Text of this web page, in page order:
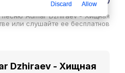
Admar Dzhiraev - Хищная
или слушайте ее бесплатнов
Dzhiraev - Хищная
Discard Allow